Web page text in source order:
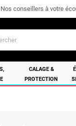
Nos conseillers à votre
CALAGE &
PROTECTION